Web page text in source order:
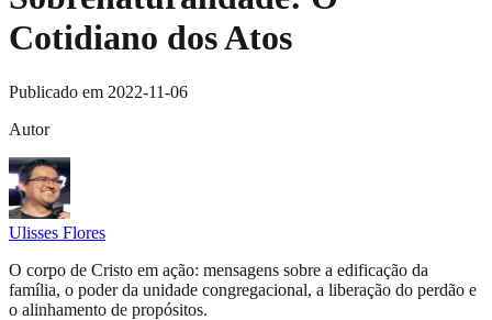
Cotidiano dos Atos
Publicado em 2022-11-06
Autor
Ulisses Flores
O corpo de Cristo em ação: mensagens sobre a edificação da
família, o poder da unidade congregacional, a liberação do perdão e
o alinhamento de propósitos.